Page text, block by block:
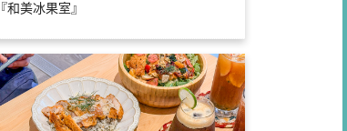
『和美冰果室』